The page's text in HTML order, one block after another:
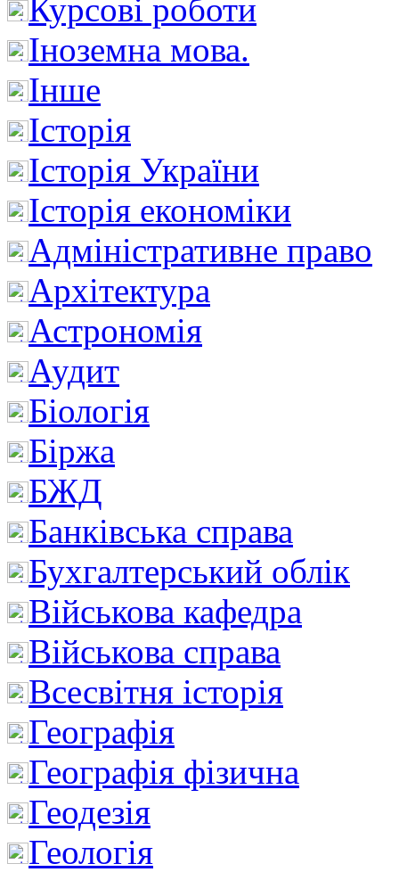
Курсові роботи
Іноземна мова.
Інше
Історія
Історія України
Історія економіки
Адміністративне право
Архітектура
Астрономія
Аудит
Біологія
Біржа
БЖД
Банківська справа
Бухгалтерський облік
Військова кафедра
Військова справа
Всесвітня історія
Географія
Географія фізична
Геодезія
Геологія